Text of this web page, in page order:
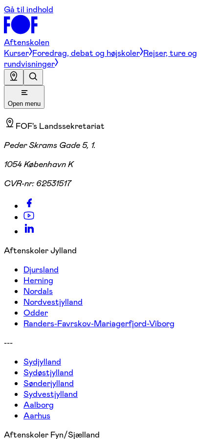
Gå til indhold
Aftenskolen
Kurser Foredrag, debat og højskoler Rejser, ture og
rundvisninger
Open menu
FOF's Landssekretariat
Peder Skrams Gade 5, 1.
1054 København K
CVR-nr: 62531517
Aftenskoler Jylland
Djursland
Herning
Nordals
Nordvestjylland
Odder
Randers-Favrskov-Mariagerfjord-Viborg
---
Sydjylland
Sydøstjylland
Sønderjylland
Sydvestjylland
Aalborg
Aarhus
Aftenskoler Fyn/Sjælland